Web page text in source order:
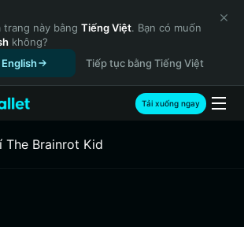
trang này bằng Tiếng Việt. Bạn có muốn
không?
Tiếp tục bằng Tiếng Việt
Tải xuống ngay
The Brainrot Kid